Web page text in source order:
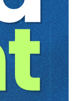
Sepete Ekle